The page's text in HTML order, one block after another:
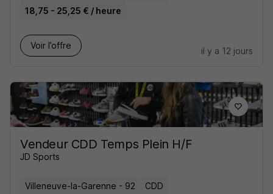
18,75 - 25,25 € / heure
Voir l’offre
il y a 12 jours
Vendeur CDD Temps Plein H/F
JD Sports
Villeneuve-la-Garenne - 92 CDD